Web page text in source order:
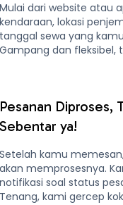
Mulai dari website atau
kendaraan, lokasi
tanggal sewa yang
Gampang dan fleksibel,
Pesanan Diproses,
Sebentar ya!
Setelah kamu
akan memprosesnya.
notifikasi soal status
Tenang, kami gercep